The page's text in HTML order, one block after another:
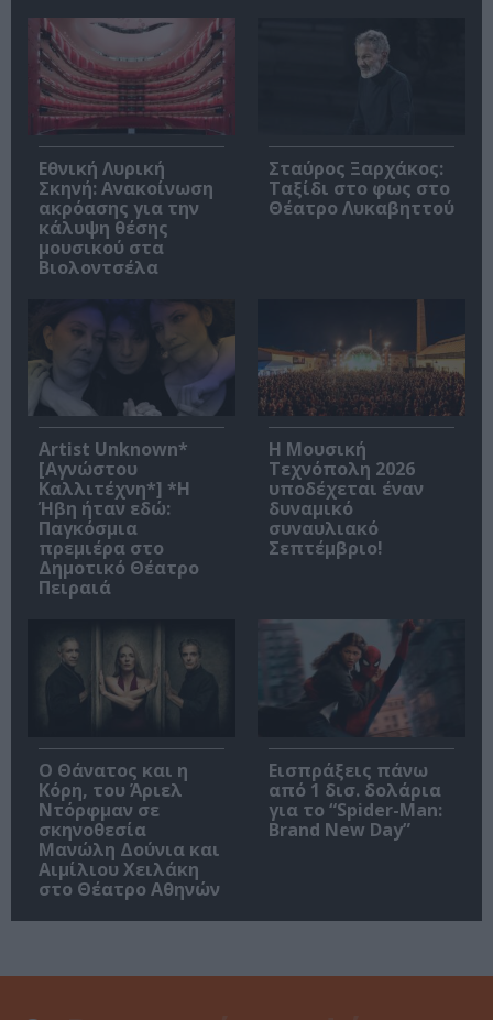
Εθνική Λυρική
Σκηνή: Ανακοίνωση
ακρόασης για την
κάλυψη θέσης
μουσικού στα
Βιολοντσέλα
Σταύρος Ξαρχάκος:
Ταξίδι στο φως στο
Θέατρο Λυκαβηττού
Artist Unknown*
[Αγνώστου
Καλλιτέχνη*] *Η
Ήβη ήταν εδώ:
Παγκόσμια
πρεμιέρα στο
Δημοτικό Θέατρο
Πειραιά
Η Μουσική
Τεχνόπολη 2026
υποδέχεται έναν
δυναμικό
συναυλιακό
Σεπτέμβριο!
Ο Θάνατος και η
Κόρη, του Άριελ
Ντόρφμαν σε
σκηνοθεσία
Μανώλη Δούνια και
Αιμίλιου Χειλάκη
στο Θέατρο Αθηνών
Εισπράξεις πάνω
από 1 δισ. δολάρια
για το “Spider-Man:
Brand New Day”